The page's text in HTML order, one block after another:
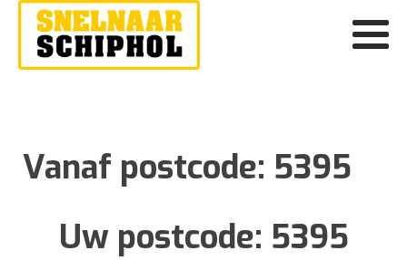
Vanaf postcode: 5395
Uw postcode: 5395